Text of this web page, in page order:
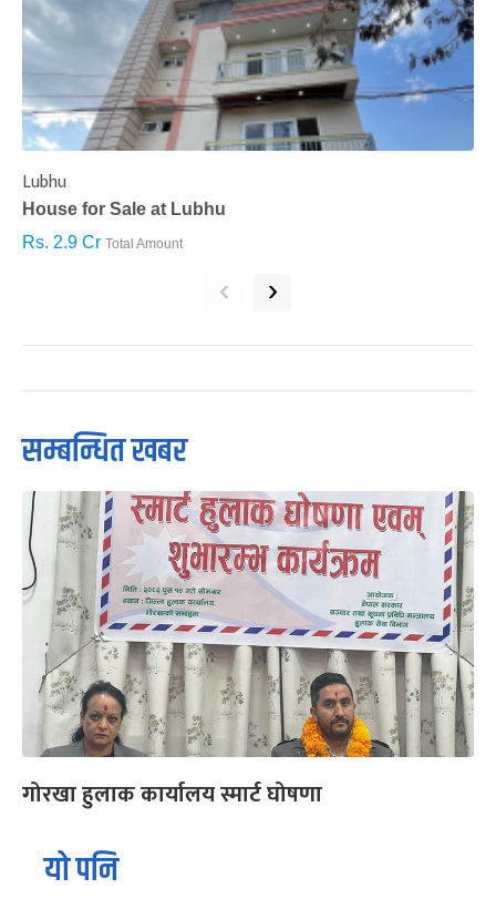
Lubhu
House for Sale at Lubhu
Rs. 2.9 Cr Total Amount
‹ ›
सम्बन्धित खबर
गोरखा हुलाक कार्यालय स्मार्ट घोषणा
यो पनि